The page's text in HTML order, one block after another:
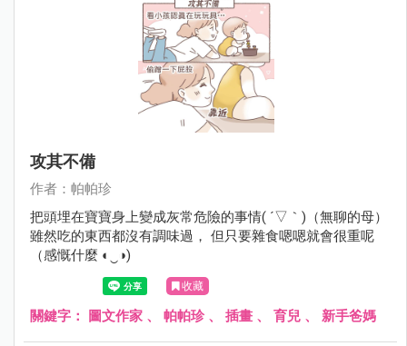
攻其不備
作者：帕帕珍
把頭埋在寶寶身上變成灰常危險的事情( ´▽｀)（無聊的母）
雖然吃的東西都沒有調味過， 但只要雜食嗯嗯就會很重呢
（感慨什麼 ◐‿◑)
收藏
關鍵字： 圖文作家 、 帕帕珍、 插畫 、 育兒 、 新手爸媽